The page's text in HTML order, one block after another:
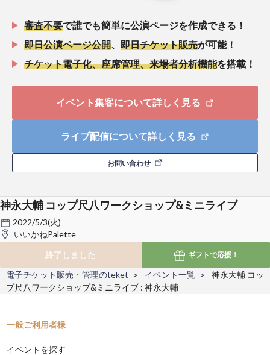
審査不要で誰でも簡単に公演ページを作成できる！
即日公演ページ公開
即日チケット販売が可能！
チケット電子化、座席管理、来場者分析機能を搭載！
イベント集客について詳しく見る
ライブ配信について詳しく見る
お問い合わせ
神永大輔 コップ尺八ワークショップ&ミニライブ
2022/5/3(火)
いいかねPalette
終了しました
ギフトで応援！
電子チケット販売・管理のteket イベント一覧
神永大輔 コッ
プ尺八ワークショップ&ミニライブ : 神永大輔
一般ご利用者様
イベントを探す